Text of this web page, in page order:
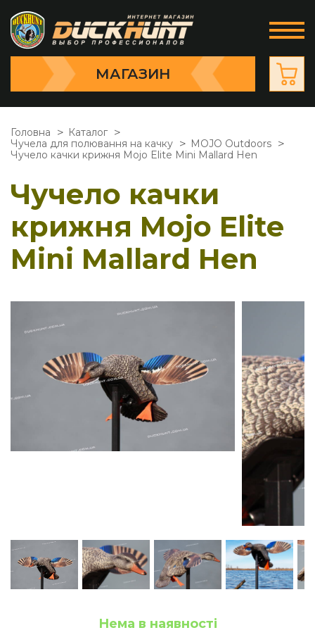
МАГАЗИН
Головна
Каталог
Чучела для полювання на качку
MOJO Outdoors
Чучело качки крижня Mojo Elite Mini Mallard Hen
Чучело качки
крижня Mojo Elite
Mini Mallard Hen
Нема в наявності